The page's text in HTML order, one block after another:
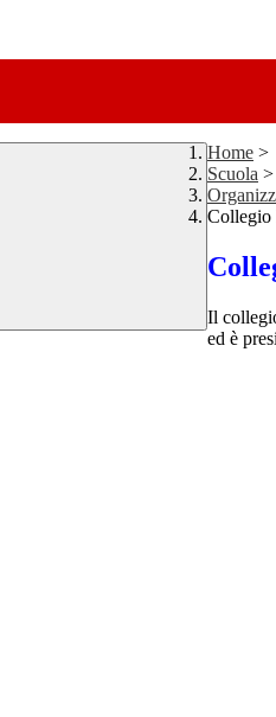
Home >
Scuola >
Collegio
Il
ed è